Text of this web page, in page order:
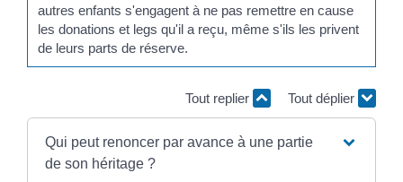
autres enfants s'engagent à ne pas remettre en cause
les donations et legs qu'il a reçu, même s'ils les privent
de leurs parts de réserve.
Tout replier Tout déplier
Qui peut renoncer par avance à une partie
de son héritage ?